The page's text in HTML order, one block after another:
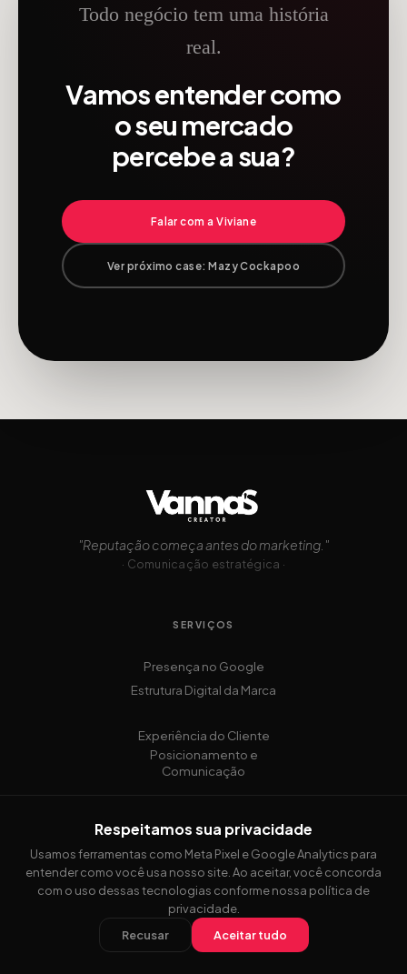
Todo negócio tem uma história
real.
Vamos entender como
o seu mercado
percebe a sua?
Falar com a Viviane
Ver próximo case:Mazy Cockapoo
"Reputação começa antes do marketing."
· Comunicação estratégica ·
SERVIÇOS
Presença no Google
Estrutura Digital da Marca
Experiência do Cliente
Posicionamento e
Comunicação
© 2025 Vannas Creator — Viviane Sant'Anna
São Caetano do Sul — São Paulo — Brasil
Respeitamos sua privacidade
Usamos ferramentas como Meta Pixel e Google Analytics para
entender como você usa nosso site. Ao aceitar, você concorda
com o uso dessas tecnologias conforme nossa política de
privacidade.
Recusar
Aceitar tudo